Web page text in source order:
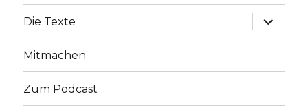
Die Texte
Mitmachen
Zum Podcast